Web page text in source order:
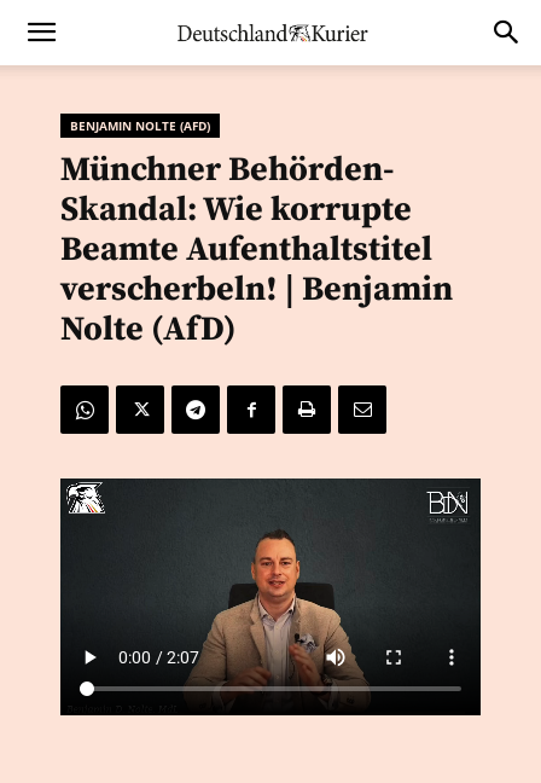
BENJAMIN NOLTE (AFD)
Münchner Behörden-
Skandal: Wie korrupte
Beamte Aufenthaltstitel
verscherbeln! | Benjamin
Nolte (AfD)